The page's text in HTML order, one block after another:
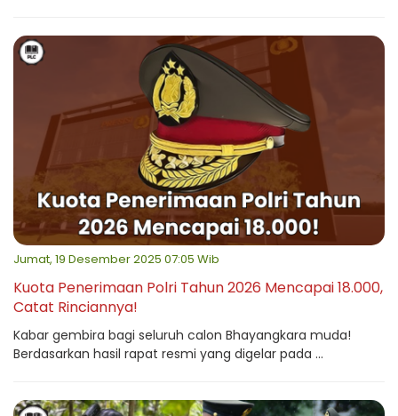
Jumat, 19 Desember 2025 07:05 Wib
Kuota Penerimaan Polri Tahun 2026 Mencapai 18.000,
Catat Rinciannya!
Kabar gembira bagi seluruh calon Bhayangkara muda!
Berdasarkan hasil rapat resmi yang digelar pada ...